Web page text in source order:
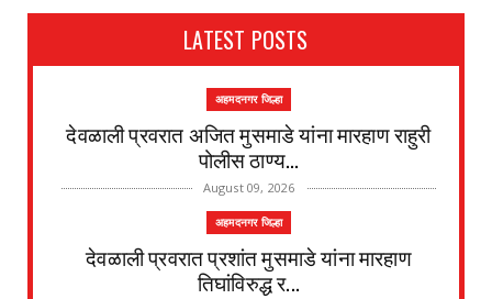
LATEST POSTS
अहमदनगर जिल्हा
देवळाली प्रवरात अजित मुसमाडे यांना मारहाण राहुरी
पोलीस ठाण्य...
August 09, 2026
अहमदनगर जिल्हा
देवळाली प्रवरात प्रशांत मुसमाडे यांना मारहाण
तिघांविरुद्ध र...